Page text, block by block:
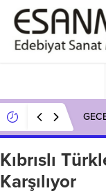
Kıbrıslı
Karşılıyor